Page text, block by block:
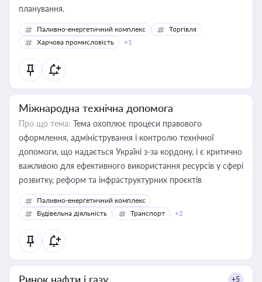
планування.
Паливно-енергетичний комплекс
Торгівля
Харчова промисловість
+1
Міжнародна технічна допомога
Про що тема: Тема охоплює процеси правового
оформлення, адміністрування і контролю технічної
допомоги, що надається Україні з-за кордону, і є критично
важливою для ефективного використання ресурсів у сфері
розвитку, реформ та інфраструктурних проєктів
Паливно-енергетичний комплекс
Будівельна діяльність
Транспорт +2
Ринок нафти і газу +5